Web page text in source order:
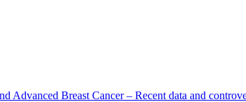
Breast Cancer – Recent data and